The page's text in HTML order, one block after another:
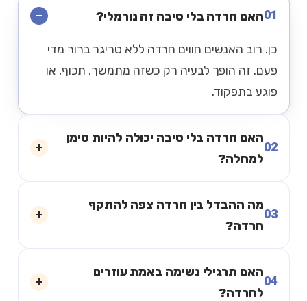
01האם חרדה בלי סיבה זה נורמלי?
כן. רוב האנשים חווים חרדה ללא טריגר ברור מדי
פעם. זה הופך לבעיה רק כשזה מתמשך, תכוף, או
פוגע בתפקוד.
02
האם חרדה בלי סיבה יכולה להיות סימן
למחלה?
03
מה ההבדל בין חרדה צפה להתקף
חרדה?
04
האם תרגילי נשימה באמת עוזרים
לחרדה?